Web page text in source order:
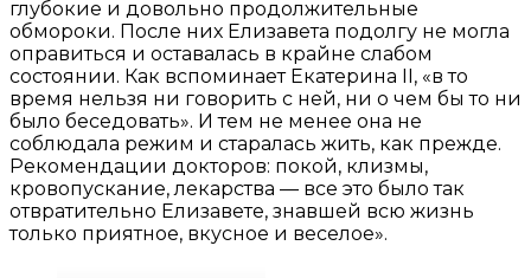
глубокие и довольно продолжительные
обмороки. После них Елизавета подолгу не могла
оправиться и оставалась в крайне слабом
состоянии. Как вспоминает Екатерина II, «в то
время нельзя ни говорить с ней, ни о чем бы то ни
было беседовать». И тем не менее она не
соблюдала режим и старалась жить, как прежде.
Рекомендации докторов: покой, клизмы,
кровопускание, лекарства — все это было так
отвратительно Елизавете, знавшей всю жизнь
только приятное, вкусное и веселое».